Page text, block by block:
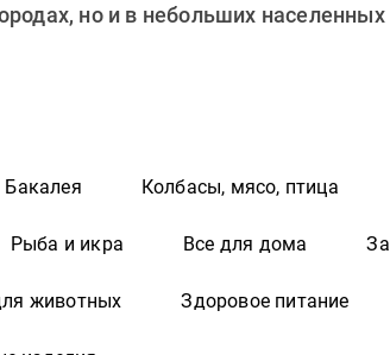
но и в небольших
Бакалея Колбасы, мясо, птица
Рыба и икра Все для дома
животных Здоровое питание